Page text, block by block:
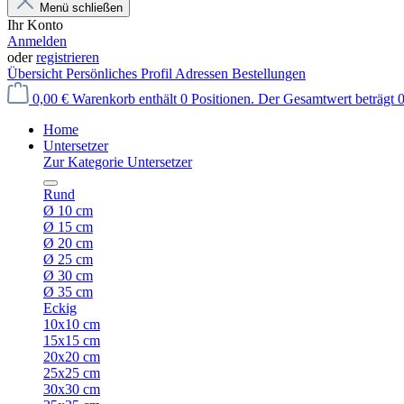
Menü schließen
Ihr Konto
Anmelden
oderregistrieren
Übersicht Persönliches Profil Adressen Bestellungen
0,00 € Warenkorb enthält 0 Positionen. Der Gesamtwert beträgt
Home
Untersetzer
Zur Kategorie Untersetzer
Rund
Ø 10 cm
Ø 15 cm
Ø 20 cm
Ø 25 cm
Ø 30 cm
Ø 35 cm
Eckig
10x10 cm
15x15 cm
20x20 cm
25x25 cm
30x30 cm